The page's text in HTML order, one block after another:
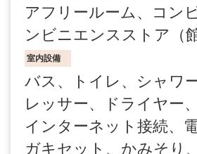
アフリールーム、コン
ンビニエンスストア（
室内設備
バス、トイレ、シャワ
レッサー、ドライヤー
インターネット接続、
ガキセット、かみそり